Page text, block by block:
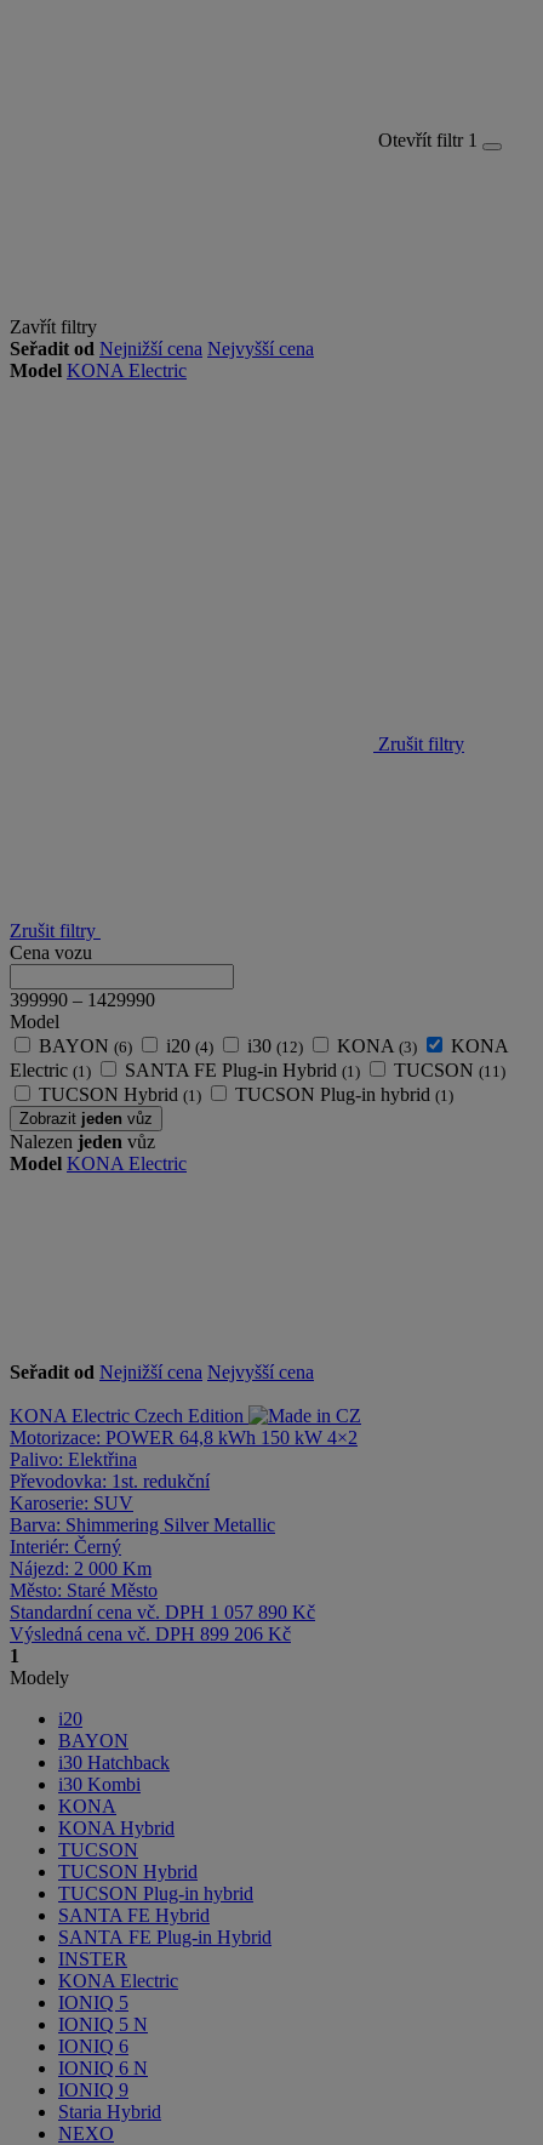
Otevřít filtr 1
Zavřít filtry
Seřadit od Nejnižší cena Nejvyšší cena
Model KONA Electric
Zrušit filtry
Zrušit filtry
Cena vozu
399990 – 1429990
Model
BAYON (6) i20 (4) i30 (12) KONA (3)
KONA
Electric (1) SANTA FE Plug-in Hybrid (1) TUCSON (11)
TUCSON Hybrid (1) TUCSON Plug-in hybrid (1)
Zobrazit jeden vůz
Nalezen jeden vůz
Model KONA Electric
Seřadit od Nejnižší cena Nejvyšší cena
KONA Electric Czech Edition
Motorizace: POWER 64,8 kWh 150 kW 4×2
Palivo: Elektřina
Převodovka: 1st. redukční
Karoserie: SUV
Barva: Shimmering Silver Metallic
Interiér: Černý
Nájezd: 2 000 Km
Město: Staré Město
Standardní cena vč. DPH 1 057 890 Kč
Výsledná cena vč. DPH 899 206 Kč
1
Modely
i20
BAYON
i30 Hatchback
i30 Kombi
KONA
KONA Hybrid
TUCSON
TUCSON Hybrid
TUCSON Plug-in hybrid
SANTA FE Hybrid
SANTA FE Plug-in Hybrid
INSTER
KONA Electric
IONIQ 5
IONIQ 5 N
IONIQ 6
IONIQ 6 N
IONIQ 9
Staria Hybrid
NEXO